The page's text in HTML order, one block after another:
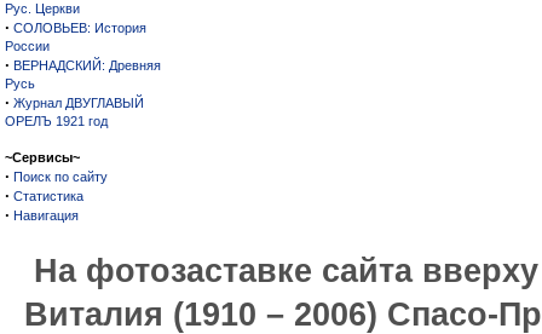
Рус. Церкви
· СОЛОВЬЕВ: История
России
· ВЕРНАДСКИЙ: Древняя
Русь
· Журнал ДВУГЛАВЫЙ
ОРЕЛЪ 1921 год
~Сервисы~
· Поиск по сайту
· Статистика
· Навигация
На фотозаставке сайта
Виталия (1910 – 2006) Спасо-